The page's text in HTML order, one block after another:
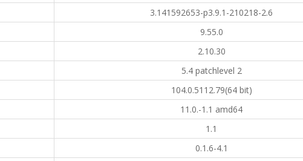
3.141592653-p3.9.1-210218-2.6
9.55.0
2.10.30
5.4 patchlevel 2
104.0.5112.79(64 bit)
11.0.-1.1 amd64
1.1
0.1.6-4.1